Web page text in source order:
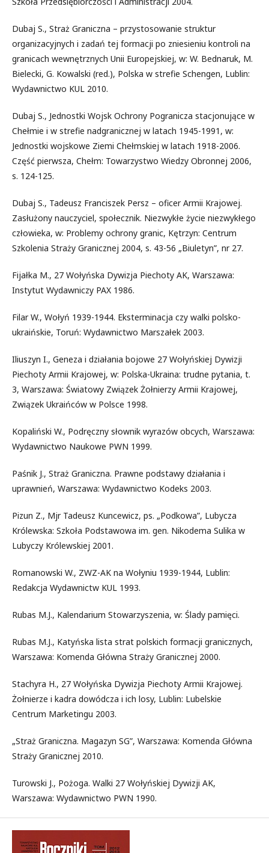
Dubaj S., Straż Graniczna – przystosowanie struktur
organizacyjnych i zadań tej formacji po zniesieniu kontroli na
granicach wewnętrznych Unii Europejskiej, w: W. Bednaruk, M.
Bielecki, G. Kowalski (red.), Polska w strefie Schengen, Lublin:
Wydawnictwo KUL 2010.
Dubaj S., Jednostki Wojsk Ochrony Pogranicza stacjonujące w
Chełmie i w strefie nadgranicznej w latach 1945-1991, w:
Jednostki wojskowe Ziemi Chełmskiej w latach 1918-2006.
Część pierwsza, Chełm: Towarzystwo Wiedzy Obronnej 2006,
s. 124-125.
Dubaj S., Tadeusz Franciszek Persz – oficer Armii Krajowej.
Zasłużony nauczyciel, społecznik. Niezwykłe życie niezwykłego
człowieka, w: Problemy ochrony granic, Kętrzyn: Centrum
Szkolenia Straży Granicznej 2004, s. 43-56 „Biuletyn”, nr 27.
Fijałka M., 27 Wołyńska Dywizja Piechoty AK, Warszawa:
Instytut Wydawniczy PAX 1986.
Filar W., Wołyń 1939-1944. Eksterminacja czy walki polsko-
ukraińskie, Toruń: Wydawnictwo Marszałek 2003.
Iliuszyn I., Geneza i działania bojowe 27 Wołyńskiej Dywizji
Piechoty Armii Krajowej, w: Polska-Ukraina: trudne pytania, t.
3, Warszawa: Światowy Związek Żołnierzy Armii Krajowej,
Związek Ukraińców w Polsce 1998.
Kopaliński W., Podręczny słownik wyrazów obcych, Warszawa:
Wydawnictwo Naukowe PWN 1999.
Paśnik J., Straż Graniczna. Prawne podstawy działania i
uprawnień, Warszawa: Wydawnictwo Kodeks 2003.
Pizun Z., Mjr Tadeusz Kuncewicz, ps. „Podkowa”, Lubycza
Królewska: Szkoła Podstawowa im. gen. Nikodema Sulika w
Lubyczy Królewskiej 2001.
Romanowski W., ZWZ-AK na Wołyniu 1939-1944, Lublin:
Redakcja Wydawnictw KUL 1993.
Rubas M.J., Kalendarium Stowarzyszenia, w: Ślady pamięci.
Rubas M.J., Katyńska lista strat polskich formacji granicznych,
Warszawa: Komenda Główna Straży Granicznej 2000.
Stachyra H., 27 Wołyńska Dywizja Piechoty Armii Krajowej.
Żołnierze i kadra dowódcza i ich losy, Lublin: Lubelskie
Centrum Marketingu 2003.
„Straż Graniczna. Magazyn SG”, Warszawa: Komenda Główna
Straży Granicznej 2010.
Turowski J., Pożoga. Walki 27 Wołyńskiej Dywizji AK,
Warszawa: Wydawnictwo PWN 1990.